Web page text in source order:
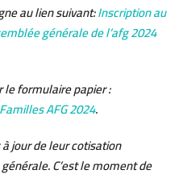
au lien suivant:Inscription au
générale de l’afg 2024
le formulaire papier :
AFG 2024.
jour de leur cotisation
C’est le moment de